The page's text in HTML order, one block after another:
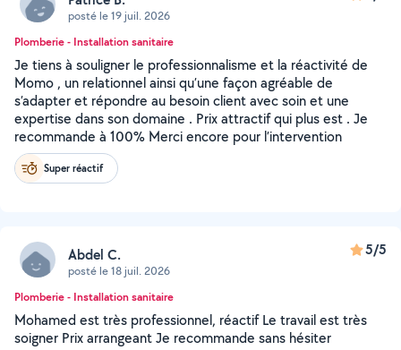
posté le 19 juil. 2026
Plomberie - Installation sanitaire
Je tiens à souligner le professionnalisme et la réactivité de
Momo , un relationnel ainsi qu’une façon agréable de
s’adapter et répondre au besoin client avec soin et une
expertise dans son domaine . Prix attractif qui plus est . Je
recommande à 100% Merci encore pour l’intervention
Super réactif
Abdel C.
posté le 18 juil. 2026
5/5
Plomberie - Installation sanitaire
Mohamed est très professionnel, réactif Le travail est très
soigner Prix arrangeant Je recommande sans hésiter